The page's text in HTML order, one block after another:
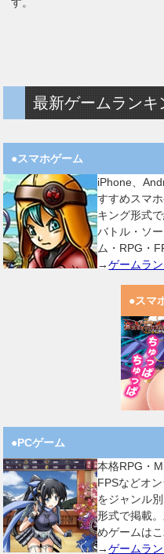
最新ゲームランキ
●スマホゲーム
iPhone、
すすめスマ
キング形式
バトル・ソ
ム・RPG・
→ゲームラ
●スマ
●PCゲーム
本格RPG・
FPSなどオ
をジャンル
形式で掲載
めゲームはこ
→ゲームラ